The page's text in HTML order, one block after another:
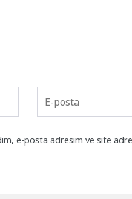
e-posta adresim ve site